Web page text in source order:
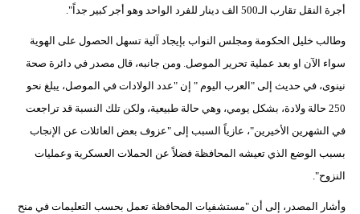
أجرة النقل تقارب الـ500 الف دينار للفرد الواحد وهو أجر كبير جداً".
وطالب خليل الحكومة ومجلس النواب بإيجاد آلية تسهل الحصول على الهوية
سواء الآن او بعد عملية تحرير الموصل. ومن جانبه، قال مصدر في دائرة صحة
نينوى، في حديث إلى "العرب اليوم " إن "عدد الولادات في الموصل، يبلغ نحو
250 حالة ولادة، بشكل يومي، وهي حالة طبيعية، ولكن تلك النسبة قد تراجعت
في الشهرين الأخيرين"، عازياً السبب إلى "عزوف بعض العائلات عن الإنجاب
بسبب الوضع الذي تعيشه المحافظة فضلاً عن الحملات العسكرية وعمليات
النزوح".
وأشار المصدر، إلى أن "مستشفيات المحافظة تعمل بحسب التعليمات في منح